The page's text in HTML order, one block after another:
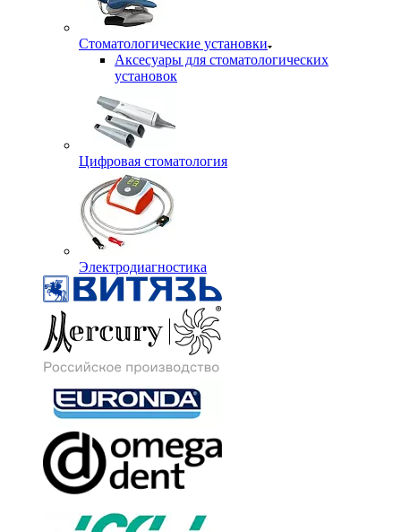
Стоматологические установки
Аксесуары для стоматологических
установок
Цифровая стоматология
Электродиагностика